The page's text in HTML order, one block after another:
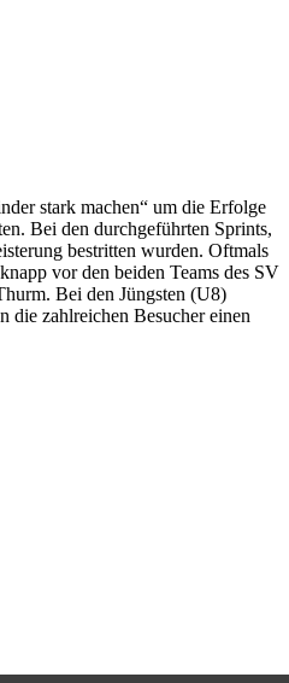
stark machen“ um die Erfolge
Bei den durchgeführten Sprints,
bestritten wurden. Oftmals
vor den beiden Teams des SV
Bei den Jüngsten (U8)
die zahlreichen Besucher einen